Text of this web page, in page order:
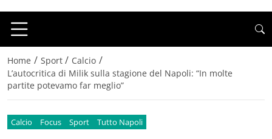
Home / Sport / Calcio /
L’autocritica di Milik sulla stagione del Napoli: “In molte
partite potevamo far meglio”
Calcio Focus Sport Tutto Napoli